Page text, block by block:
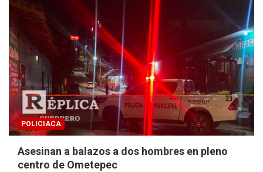
POLICIACA
Asesinan a balazos a dos hombres en pleno
centro de Ometepec